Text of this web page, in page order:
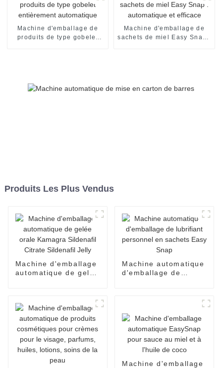
Machine d'emballage de
produits de type gobelet
Machine d'emballage de
sachets de miel Easy Snap :
Produits Les Plus Vendus
Machine d'emballage
automatique de gelée
Machine automatique
d'emballage de
Machine d'emballage